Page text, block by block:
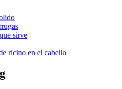
sirve
ricino en el cabello